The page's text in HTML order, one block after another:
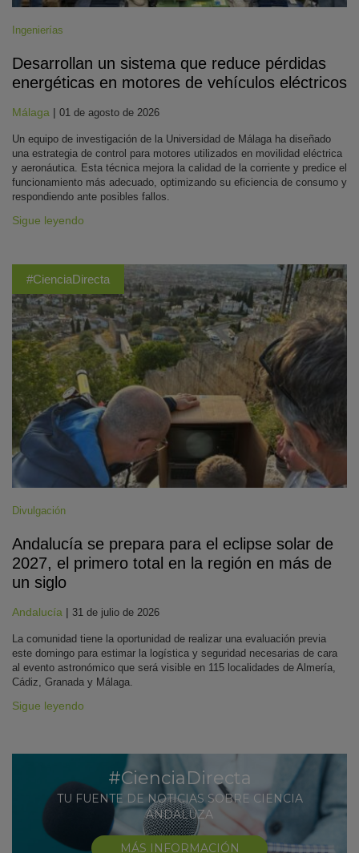
Ingenierías
Desarrollan un sistema que reduce pérdidas
energéticas en motores de vehículos eléctricos
Málaga | 01 de agosto de 2026
Un equipo de investigación de la Universidad de Málaga ha diseñado
una estrategia de control para motores utilizados en movilidad eléctrica
y aeronáutica. Esta técnica mejora la calidad de la corriente y predice el
funcionamiento más adecuado, optimizando su eficiencia de consumo y
respondiendo ante posibles fallos.
Sigue leyendo
#CienciaDirecta
Divulgación
Andalucía se prepara para el eclipse solar de
2027, el primero total en la región en más de
un siglo
Andalucía | 31 de julio de 2026
La comunidad tiene la oportunidad de realizar una evaluación previa
este domingo para estimar la logística y seguridad necesarias de cara
al evento astronómico que será visible en 115 localidades de Almería,
Cádiz, Granada y Málaga.
Sigue leyendo
#CienciaDirecta
TU FUENTE DE NOTICIAS SOBRE CIENCIA
ANDALUZA
MÁS INFORMACIÓN